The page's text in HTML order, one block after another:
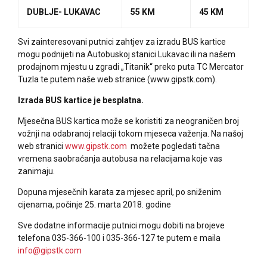
DUBLJE- LUKAVAC 55 KM 45 KM
Svi zainteresovani putnici zahtjev za izradu BUS kartice
mogu podnijeti na Autobuskoj stanici Lukavac ili na našem
prodajnom mjestu u zgradi „Titanik“ preko puta TC Mercator
Tuzla te putem naše web stranice (www.gipstk.com).
Izrada BUS kartice je besplatna.
Mjesečna BUS kartica može se koristiti za neograničen broj
vožnji na odabranoj relaciji tokom mjeseca važenja. Na našoj
web stranici www.gipstk.com možete pogledati tačna
vremena saobraćanja autobusa na relacijama koje vas
zanimaju.
Dopuna mjesečnih karata za mjesec april, po sniženim
cijenama, počinje 25. marta 2018. godine
Sve dodatne informacije putnici mogu dobiti na brojeve
telefona 035-366-100 i 035-366-127 te putem e maila
info@gipstk.com